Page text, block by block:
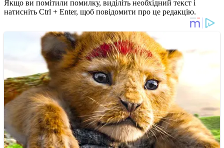
Якщо ви помітили помилку, виділіть необхідний текст і
натисніть Ctrl + Enter, щоб повідомити про це редакцію.